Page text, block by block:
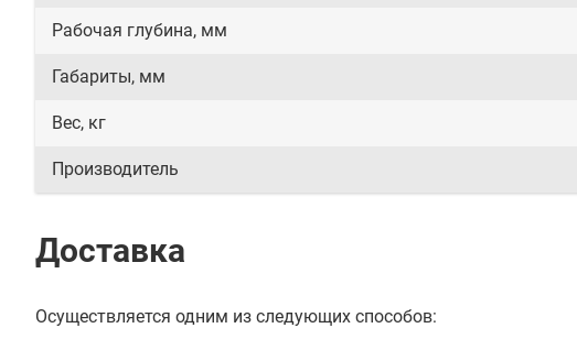
Рабочая глубина, мм
Габариты, мм
Вес, кг
Производитель
Доставка
Осуществляется одним из следующих способов: